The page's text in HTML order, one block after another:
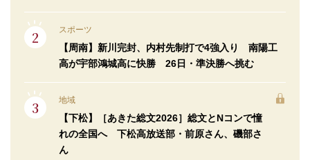
スポーツ
【周南】新川完封、内村先制打で4強入り 南陽工
高が宇部鴻城高に快勝 26日・準決勝へ挑む
地域
【下松】［あきた総文2026］総文とNコンで憧
れの全国へ 下松高放送部・前原さん、磯部さ
ん